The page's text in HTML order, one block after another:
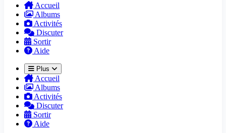
Accueil
Albums
Activités
Discuter
Sortir
Aide
Plus
Accueil
Albums
Activités
Discuter
Sortir
Aide